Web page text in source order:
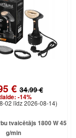
€34.99 €
-14%
02 līdz 2026-08-14)
tvaicētājs 1800 W 45
g/min